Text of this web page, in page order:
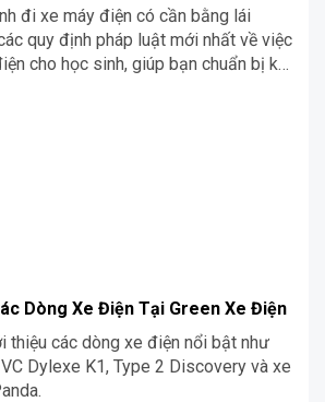
đi xe máy điện có cần bằng lái
quy định pháp luật mới nhất về việc
cho học sinh, giúp bạn chuẩn bị kỹ
Dòng Xe Điện Tại Green Xe Điện
thiệu các dòng xe điện nổi bật như
Dylexe K1, Type 2 Discovery và xe